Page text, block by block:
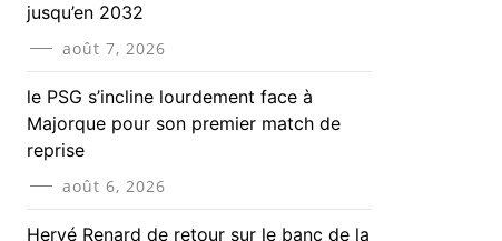
jusqu’en 2032
août 7, 2026
le PSG s’incline lourdement face à
Majorque pour son premier match de
reprise
août 6, 2026
Hervé Renard de retour sur le banc de la